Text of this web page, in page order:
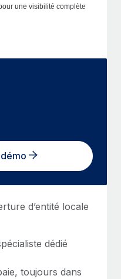
une visibilité complète
d’entité locale
dédié
toujours dans